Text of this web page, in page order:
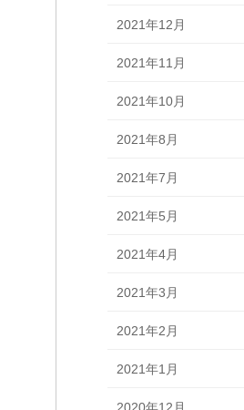
2021年12月
2021年11月
2021年10月
2021年8月
2021年7月
2021年5月
2021年4月
2021年3月
2021年2月
2021年1月